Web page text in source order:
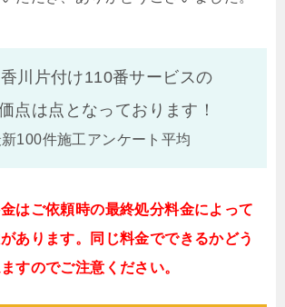
川片付け110番サービスの
点は点となっております！
100件施工アンケート平均
はご依頼時の最終処分料金によって
あります。同じ料金でできるかどう
すのでご注意ください。